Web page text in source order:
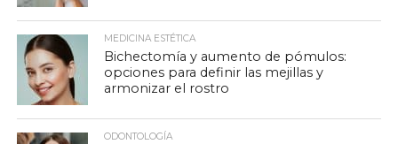
MEDICINA ESTÉTICA
Bichectomía y aumento de pómulos:
opciones para definir las mejillas y
armonizar el rostro
ODONTOLOGÍA